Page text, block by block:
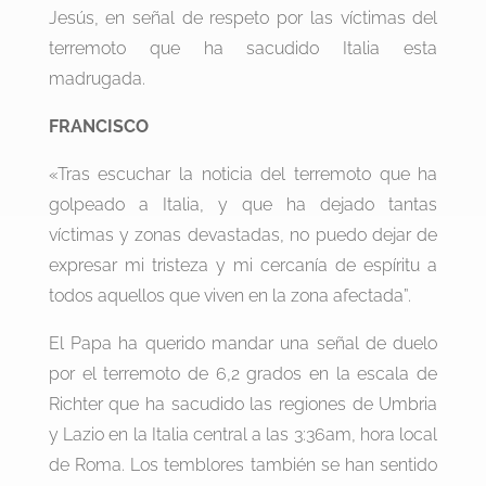
Jesús, en señal de respeto por las víctimas del
terremoto que ha sacudido Italia esta
madrugada.
FRANCISCO
«Tras escuchar la noticia del terremoto que ha
golpeado a Italia, y que ha dejado tantas
víctimas y zonas devastadas, no puedo dejar de
expresar mi tristeza y mi cercanía de espíritu a
todos aquellos que viven en la zona afectada”.
El Papa ha querido mandar una señal de duelo
por el terremoto de 6,2 grados en la escala de
Richter que ha sacudido las regiones de Umbria
y Lazio en la Italia central a las 3:36am, hora local
de Roma. Los temblores también se han sentido